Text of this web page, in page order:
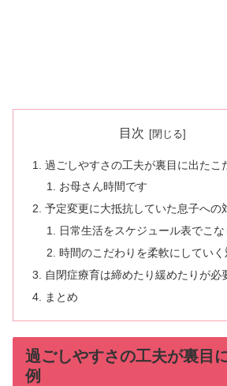
目次
過ごしやすさの工夫が裏目に出たこ
お母さん時間です
予定変更に大抵抗していた息子への
日常生活をスケジュール表でこな
時間のこだわりを柔軟にしていく
自閉症療育は締めたり緩めたりが必
まとめ
過ごしやすさの工夫が裏目
例